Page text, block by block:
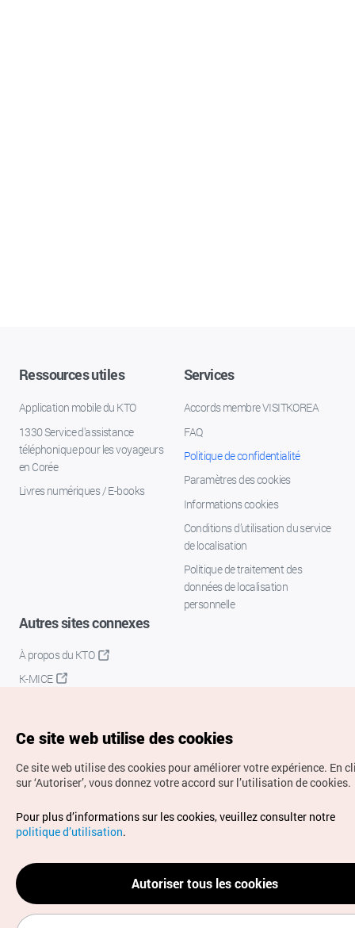
Ressources utiles
Application mobile du KTO
1330 Service d'assistance
téléphonique pour les voyageurs
en Corée
Livres numériques / E-books
Services
Accords membre VISITKOREA
FAQ
Politique de confidentialité
Paramètres des cookies
Informations cookies
Conditions d’utilisation du service
de localisation
Politique de traitement des
données de localisation
personnelle
Autres sites connexes
À propos du KTO
K-MICE
Droits d’auteur (c) Office National du Tourisme en Corée.
Tous droits réservés.
Pour les rapports d'erreurs et demandes de renseignements,
adressez vos demandes à
info.ontc@gmail.com
Ce site web utilise des cookies
Ce site web utilise des cookies pour améliorer votre expérience. En
sur ‘Autoriser’, vous donnez votre accord sur l’utilisation de cookies.
Pour plus d’informations sur les cookies, veuillez consulter notre
politique d’utilisation.
Autoriser tous les cookies